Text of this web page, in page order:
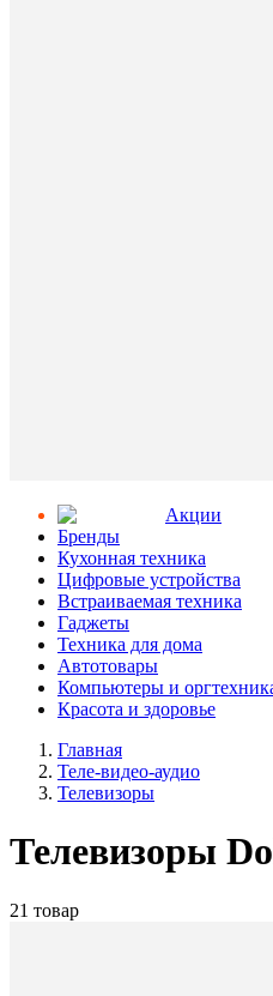
Aкции
Бренды
Кухонная техника
Цифровые устройства
Встраиваемая техника
Гаджеты
Техника для дома
Автотовары
Компьютеры и
Красота и здоровье
Главная
Теле-видео-аудио
Телевизоры
Телевизоры
21 товар